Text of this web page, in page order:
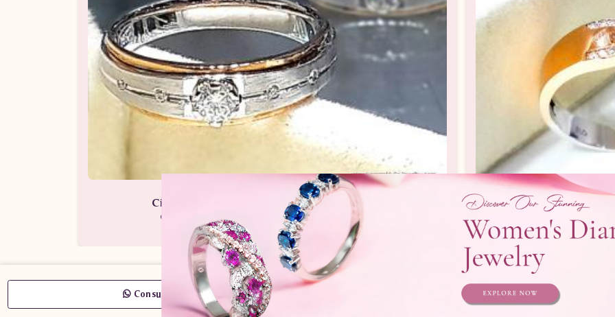
Consult Now Telepon
Cincin Kawin Berlian CRWM.J759R LLt eDL
Cincin Berlian / Cincin Kawin Berlian / Wedding Ring
Cincin Kawin Berlian